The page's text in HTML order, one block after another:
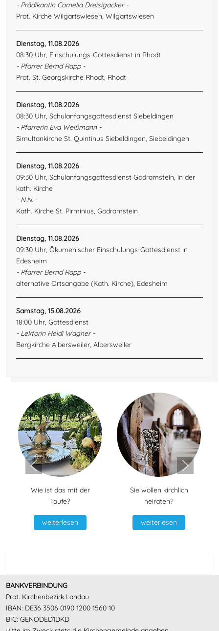
- Prädikantin Cornelia Dreisigacker -
Prot. Kirche Wilgartswiesen, Wilgartswiesen
Dienstag, 11.08.2026
08:30 Uhr, Einschulungs-Gottesdienst in Rhodt
- Pfarrer Bernd Rapp -
Prot. St. Georgskirche Rhodt, Rhodt
Dienstag, 11.08.2026
08:30 Uhr, Schulanfangsgottesdienst Siebeldingen
- Pfarrerin Eva Weißmann -
Simultankirche St. Quintinus Siebeldingen, Siebeldingen
Dienstag, 11.08.2026
09:30 Uhr, Schulanfangsgottesdienst Godramstein, in der
kath. Kirche
- N.N. -
Kath. Kirche St. Pirminius, Godramstein
Dienstag, 11.08.2026
09:30 Uhr, Ökumenischer Einschulungs-Gottesdienst in
Edesheim
- Pfarrer Bernd Rapp -
alternative Ortsangabe (Kath. Kirche), Edesheim
Samstag, 15.08.2026
18:00 Uhr, Gottesdienst
- Lektorin Heidi Wagner -
Bergkirche Albersweiler, Albersweiler
Wie ist das mit der
Taufe?
weiterlesen
Sie wollen kirchlich
heiraten?
weiterlesen
BANKVERBINDUNG
Prot. Kirchenbezirk Landau
IBAN: DE36 3506 0190 1200 1560 10
BIC: GENODED1DKD